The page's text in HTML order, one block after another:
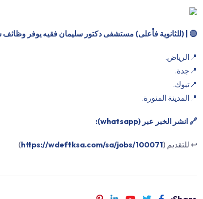
🔴 | (للثانوية فأعلى) مستشفى دكتور سليمان فقيه يوفر وظائف
📍الرياض.
📍جدة.
📍تبوك.
📍المدينة المنورة.
🔗 انشر الخبر عبر (whatsapp):
↩️ للتقديم (https://wdeftksa.com/sa/jobs/100071
)